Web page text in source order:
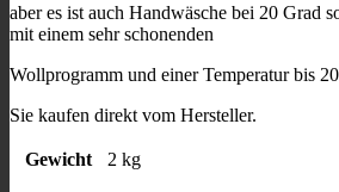
aber es ist auch Handwäsche bei 20 Grad
mit einem sehr schonenden
Wollprogramm und einer Temperatur bis
Sie kaufen direkt vom Hersteller.
Gewicht 2 kg